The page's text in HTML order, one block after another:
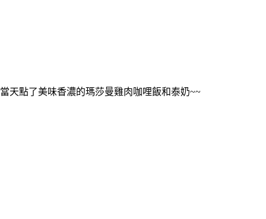
當天點了美味香濃的瑪莎曼雞肉咖哩飯和泰奶~~